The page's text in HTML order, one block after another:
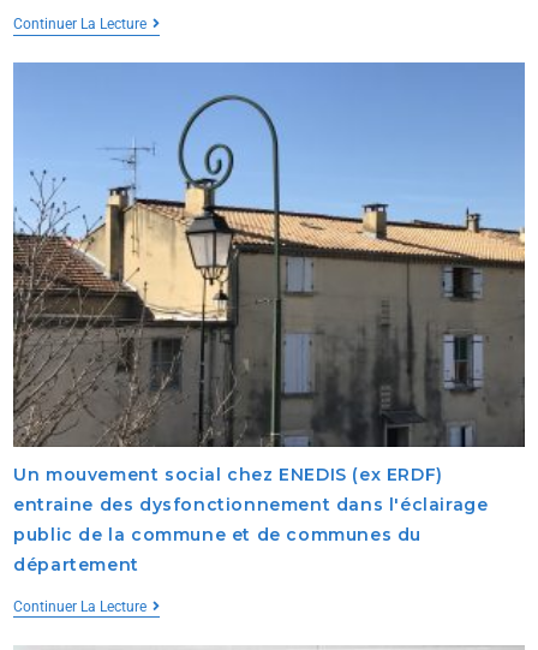
Continuer La Lecture
Un mouvement social chez ENEDIS (ex ERDF)
entraine des dysfonctionnement dans l'éclairage
public de la commune et de communes du
département
Continuer La Lecture